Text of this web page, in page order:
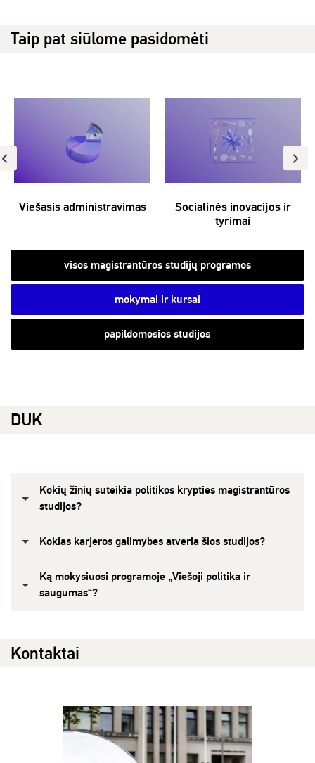
Taip pat siūlome pasidomėti
Viešasis administravimas
Socialinės inovacijos ir
tyrimai
visos magistrantūros studijų programos
mokymai ir kursai
papildomosios studijos
DUK
Kokių žinių suteikia politikos krypties magistrantūros
studijos?
Kokias karjeros galimybes atveria šios studijos?
Ką mokysiuosi programoje „Viešoji politika ir
saugumas“?
Kontaktai